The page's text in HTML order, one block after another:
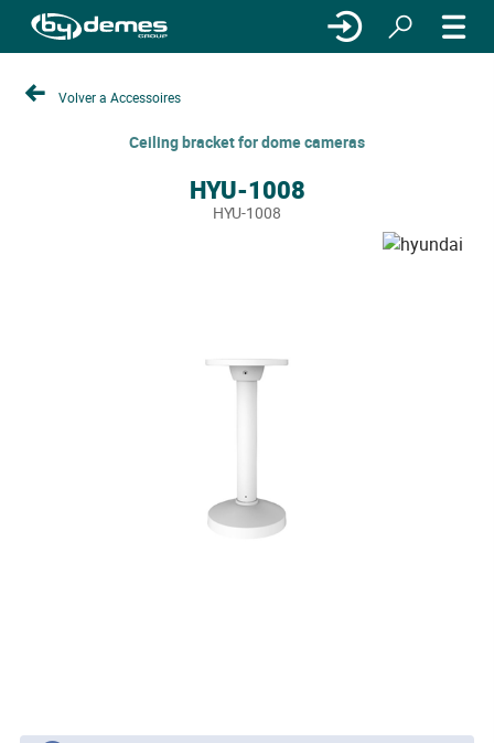
Volver a Accessoires
Ceiling bracket for dome cameras
HYU-1008
HYU-1008